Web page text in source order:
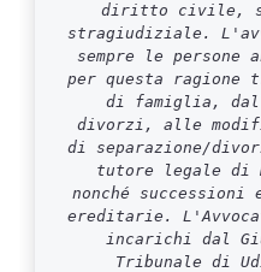
diritto civile,
stragiudiziale.
sempre le persone
per questa
di famiglia,
divorzi, alle
di separazione/
tutore legale di
nonché
ereditarie.
incarichi dal
Tribunale di